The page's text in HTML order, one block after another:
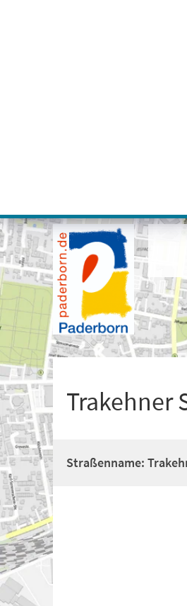
Visuelle
Assistenzsoftware
öffnen.
Mit
der
Tastatur
erreichbar
über
+
Trakehner
Straßenname: